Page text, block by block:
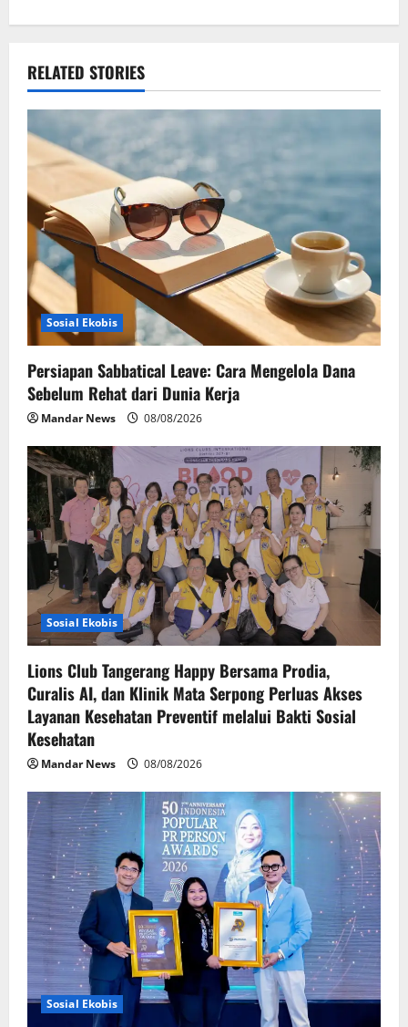
v
i
g
a
t
i
o
n
RELATED STORIES
Sosial Ekobis
Persiapan Sabbatical Leave: Cara Mengelola Dana
Sebelum Rehat dari Dunia Kerja
Mandar News 08/08/2026
Sosial Ekobis
Lions Club Tangerang Happy Bersama Prodia,
Curalis AI, dan Klinik Mata Serpong Perluas Akses
Layanan Kesehatan Preventif melalui Bakti Sosial
Kesehatan
Mandar News 08/08/2026
Sosial Ekobis